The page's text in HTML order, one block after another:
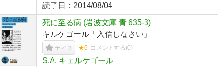
読了日： 2014/08/04
死に至る病 (岩波文庫 青 635-3)
キルケゴール「入信しなさい」
ナイス ★6 コメントする(0)
S.A. キェルケゴール